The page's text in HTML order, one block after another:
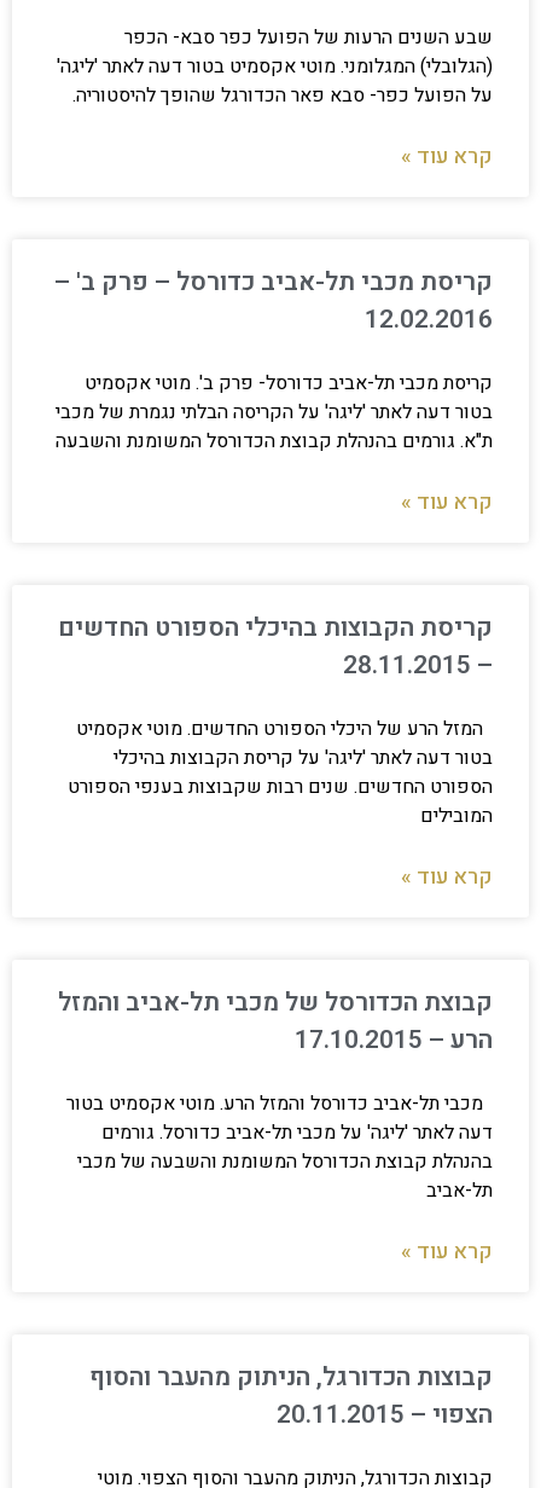
שבע השנים הרעות של הפועל כפר סבא- הכפר
(הגלובלי) המגלומני. מוטי אקסמיט בטור דעה לאתר 'ליגה'
על הפועל כפר- סבא פאר הכדורגל שהופך להיסטוריה.
קרא עוד »
קריסת מכבי תל-אביב כדורסל – פרק ב' –
12.02.2016
קריסת מכבי תל-אביב כדורסל- פרק ב'. מוטי אקסמיט
בטור דעה לאתר 'ליגה' על הקריסה הבלתי נגמרת של מכבי
ת"א. גורמים בהנהלת קבוצת הכדורסל המשומנת והשבעה
קרא עוד »
קריסת הקבוצות בהיכלי הספורט החדשים
– 28.11.2015
המזל הרע של היכלי הספורט החדשים. מוטי אקסמיט
בטור דעה לאתר 'ליגה' על קריסת הקבוצות בהיכלי
הספורט החדשים. שנים רבות שקבוצות בענפי הספורט
המובילים
קרא עוד »
קבוצת הכדורסל של מכבי תל-אביב והמזל
הרע – 17.10.2015
מכבי תל-אביב כדורסל והמזל הרע. מוטי אקסמיט בטור
דעה לאתר 'ליגה' על מכבי תל-אביב כדורסל. גורמים
בהנהלת קבוצת הכדורסל המשומנת והשבעה של מכבי
תל-אביב
קרא עוד »
קבוצות הכדורגל, הניתוק מהעבר והסוף
הצפוי – 20.11.2015
קבוצות הכדורגל, הניתוק מהעבר והסוף הצפוי. מוטי